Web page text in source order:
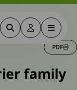
ZoekenDeze link
Menu
PDF
family